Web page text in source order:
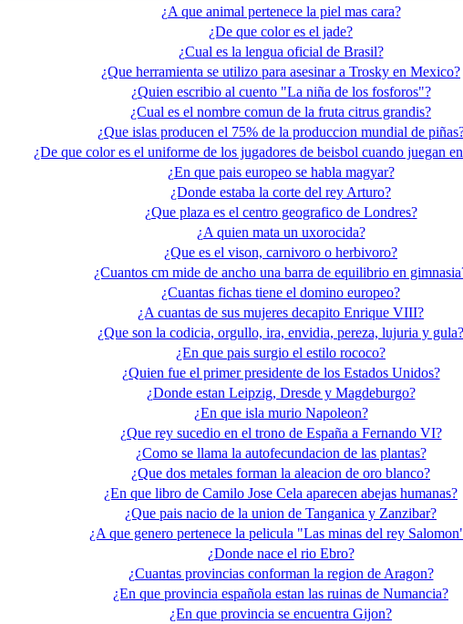
¿A que animal pertenece la piel mas cara?
¿De que color es el jade?
¿Cual es la lengua oficial de Brasil?
¿Que herramienta se utilizo para asesinar a Trosky en Mexico?
¿Quien escribio al cuento "La niña de los fosforos"?
¿Cual es el nombre comun de la fruta citrus grandis?
¿Que islas producen el 75% de la produccion mundial de
¿De que color es el uniforme de los jugadores de beisbol cuando juegan
¿En que pais europeo se habla magyar?
¿Donde estaba la corte del rey Arturo?
¿Que plaza es el centro geografico de Londres?
¿A quien mata un uxorocida?
¿Que es el vison, carnivoro o herbivoro?
¿Cuantos cm mide de ancho una barra de equilibrio en
¿Cuantas fichas tiene el domino europeo?
¿A cuantas de sus mujeres decapito Enrique VIII?
¿Que son la codicia, orgullo, ira, envidia, pereza, lujuria y gula?
¿En que pais surgio el estilo rococo?
¿Quien fue el primer presidente de los Estados Unidos?
¿Donde estan Leipzig, Dresde y Magdeburgo?
¿En que isla murio Napoleon?
¿Que rey sucedio en el trono de España a Fernando VI?
¿Como se llama la autofecundacion de las plantas?
¿Que dos metales forman la aleacion de oro blanco?
¿En que libro de Camilo Jose Cela aparecen abejas humanas?
¿Que pais nacio de la union de Tanganica y Zanzibar?
¿A que genero pertenece la pelicula "Las minas del rey
¿Donde nace el rio Ebro?
¿Cuantas provincias conforman la region de Aragon?
¿En que provincia española estan las ruinas de Numancia?
¿En que provincia se encuentra Gijon?